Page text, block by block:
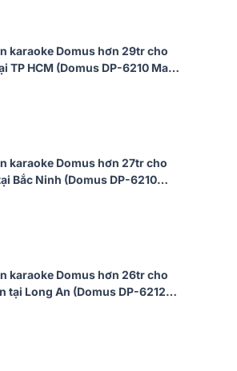
karaoke Domus hơn 29tr cho
TP HCM (Domus DP-6210 Max,
karaoke Domus hơn 27tr cho
Bắc Ninh (Domus DP-6210
karaoke Domus hơn 26tr cho
tại Long An (Domus DP-6212